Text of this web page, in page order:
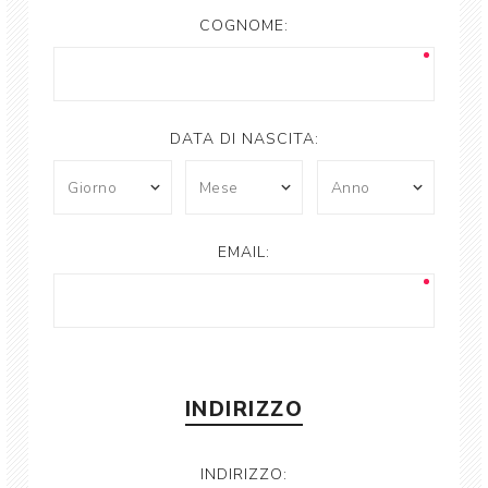
COGNOME:
DATA DI NASCITA:
EMAIL:
INDIRIZZO
INDIRIZZO: